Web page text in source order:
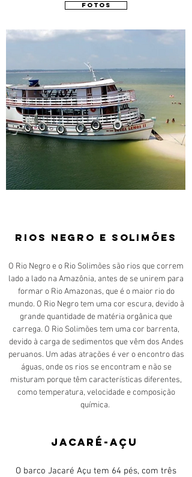
FOTOS
Rios NeGRO E SOLIMÕEs
O Rio Negro e o Rio Solimões são rios que correm
lado a lado na Amazônia, antes de se unirem para
formar o Rio Amazonas, que é o maior rio do
mundo. O Rio Negro tem uma cor escura, devido à
grande quantidade de matéria orgânica que
carrega. O Rio Solimões tem uma cor barrenta,
devido à carga de sedimentos que vêm dos Andes
peruanos. Um adas atrações é ver o encontro das
águas, onde os rios se encontram e não se
misturam porque têm características diferentes,
como temperatura, velocidade e composição
química.
JAcaré-Açu
O barco Jacaré Açu tem 64 pés, com três